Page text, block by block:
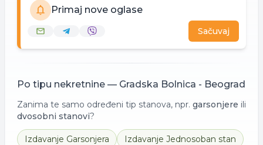
Primaj nove oglase
Sačuvaj
Po tipu nekretnine — Gradska Bolnica - Beograd
Zanima te samo određeni tip stanova, npr. garsonjere ili
dvosobni stanovi?
Izdavanje Garsonjera Izdavanje Jednosoban stan